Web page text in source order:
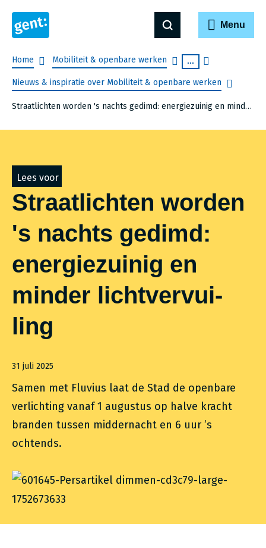
Menu
Breadcrumb
Home Mobiliteit & openbare werken ...
Nieuws & inspiratie over Mobiliteit & openbare werken
Straatlichten worden 's nachts gedimd: energiezuinig en minder lichtvervuiling
Lees voor
Straatlichten worden
's nachts gedimd:
energiezuinig en
minder licht­ver­vui­
ling
31 juli 2025
Samen met Fluvius laat de Stad de openbare
verlichting vanaf 1 augustus op halve kracht
branden tussen middernacht en 6 uur ’s
ochtends.